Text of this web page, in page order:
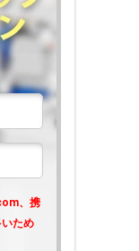
、携
ため